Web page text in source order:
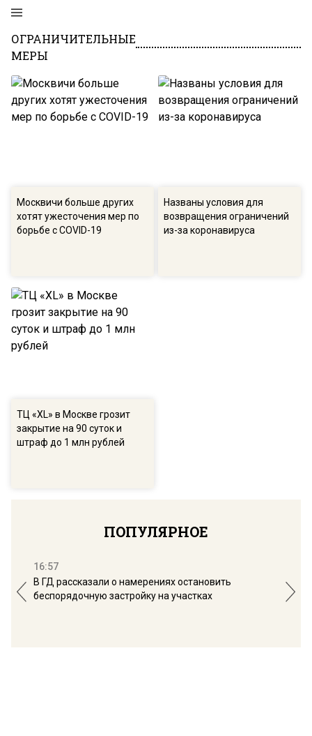
ОГРАНИЧИТЕЛЬНЫЕ
МЕРЫ
Москвичи больше других
хотят ужесточения мер по
борьбе с COVID-19
Названы условия для
возвращения ограничений
из-за коронавируса
ТЦ «XL» в Москве грозит
закрытие на 90 суток и
штраф до 1 млн рублей
ПОПУЛЯРНОЕ
16:57
В ГД рассказали о намерениях остановить
беспорядочную застройку на участках